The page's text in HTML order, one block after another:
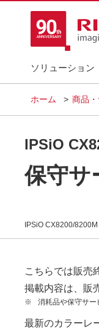
ソリューション
ホーム 商品
IPSiO
保守サ
IPSiO CX8200/
こちらでは販売
掲載内容は、販
※ 消耗品や保守サー
最新のカラーレ